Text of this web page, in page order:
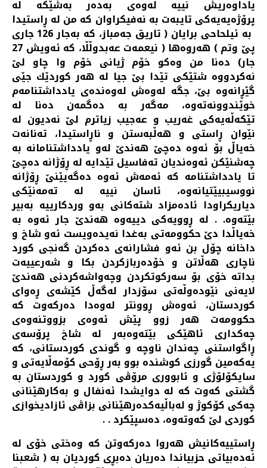
یاداوه‌ریش نییه‌ له‌وه‌ی به‌ده‌ر به‌شێكه‌ له‌
پرۆژه‌یه‌یه‌كی تایبه‌ت به‌ نه‌فیكراوان كه‌ من له‌ ڕاستیدا
به‌ ئیلحاحی برایان ( تاریق جه‌مباز، كه‌ به‌جار 126 جاری
پێ وتم ) هه‌روه‌ها ( نیعمه‌ت عه‌بدوڵڵا، كه‌ ئه‌ویش 27
جار) ده‌نا من وه‌كو خۆم ژیانی خۆم وا چاو لێ
نه‌كردووه‌ شتێكی تێدا بێ جیا له‌ هه‌ر كوردێك جێی
گێڕانه‌وه‌ بێ، جگه‌ له‌وه‌ش له‌وه‌نده‌ی یادداشتنامه‌م
خوێندوونه‌ته‌وه‌، مه‌گه‌ر به‌ ده‌گمه‌ن ده‌نا له‌
تێكه‌ڵه‌یه‌كی غه‌ریب و عه‌جیب زیاترم لێ نه‌دیون له‌
نێوان ڕاستی و هه‌ڵبه‌ستن و ناڕاستیدا، ته‌نانه‌ت
خه‌یاڵ بۆ ئه‌وه‌ ده‌چێ هه‌ندێ له‌و یادداشتنامانه به‌
چه‌شنێكن ئه‌وه‌ندیان ته‌فاسیل تێدایه‌ له‌ ڕۆژانه‌ ده‌چێ
تا یادداشتنامه‌ كه‌ ئه‌مه‌ش ئه‌وه‌ ده‌گه‌یێنێ ڕۆژانه‌
نووسیبیێتیانه‌وه‌، ئاسان نییه‌ له‌ ته‌مه‌نێكی
دیاریكراودا ئاده‌مزاد شته‌كانی به‌و وردكارییه‌ به‌بیر
بێته‌وه‌. . له‌ ڕوویه‌كی دییه‌وه‌ هه‌ندێ جار ئه‌وه‌ به‌
خه‌یاڵدا دێ حكوومه‌تی به‌غدا نه‌یده‌ویست ئه‌و شاخ و
داخانه‌ چۆل بن ئه‌و فشارانه‌ی ده‌كردن گه‌نجی كورد
ناچاری هه‌ڵاتن و خۆده‌ربازكردن بكا و‌ شه‌رعییه‌ت
بداته‌ خۆی بۆ سه‌ركوتكردن وچه‌واشه‌كردنی هه‌ندێ
لایه‌نی نێوده‌وڵه‌تی سۆزدار له‌گه‌ڵ كێشه‌ی ڕه‌وای
كوردستان، ئه‌وه‌ش ڕوونتر له‌وه‌دا ده‌ركه‌وت كه‌
حكوومه‌ت هه‌ر زوو پێش ئه‌وه‌ی بزووتنه‌وه‌ی
چه‌كداری ئاهێكی بێته‌وه‌به‌ر له‌ شاخ پرۆسه‌ی
ڕاگواستنی چه‌ندان ناوچه‌ و گوندی كوردستانی، كه‌
یه‌كه‌مین گورزی كوشنده‌ بوو به‌ر ڕۆحی كۆمه‌ڵایه‌تی و
سایكۆلۆژی و ئابووری مرۆڤی كورد و كوردستان به‌
گشتی كه‌وت كه‌ له‌ دوایشدا ئه‌نفال و به‌كارهێنانی
چه‌كی كۆكوژ و له‌باڵیه‌كده‌رهێنانی بزاڤی ئازادیخوازی
كوردی لێ كه‌وته‌وه‌، ده‌سپێكرد . .
ڕاستییه‌كانیش هه‌روا ده‌ركه‌وتن كه‌ وه‌ختی خۆی له‌
ئه‌ده‌بیاتی حزبیاندا ده‌ریان ده‌بڕی كوردیان به‌ ( شعبنا